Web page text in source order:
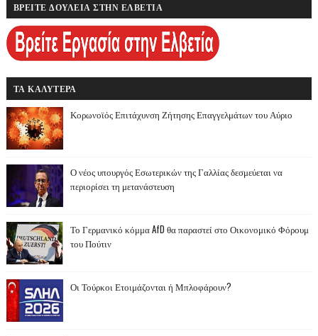
ΒΡΕΙΤΕ ΔΟΥΛΕΙΑ ΣΤΗΝ ΕΛΒΕΤΙΑ
ΤΑ ΚΑΛΥΤΕΡΑ
Κορωνοϊός Επιτάχυνση Ζήτησης Επαγγελμάτων του Αύριο
Ο νέος υπουργός Εσωτερικών της Γαλλίας δεσμεύεται να
περιορίσει τη μετανάστευση
Το Γερμανικό κόμμα AfD θα παραστεί στο Οικονομικό Φόρουμ
του Πούτιν
Οι Τούρκοι Ετοιμάζονται ή Μπλοφάρουν?